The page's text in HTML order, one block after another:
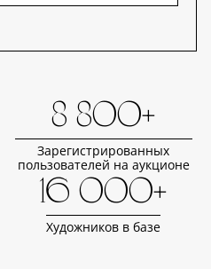
8 800+
Зарегистрированных
пользователей на аукционе
16 000+
Художников в базе